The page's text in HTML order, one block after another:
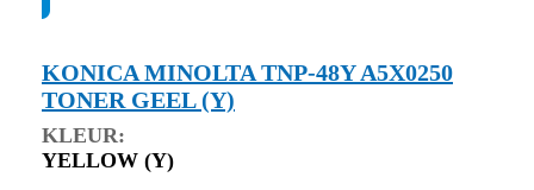
KONICA MINOLTA TNP-48Y A5X0250
TONER GEEL (Y)
KLEUR:
YELLOW (Y)